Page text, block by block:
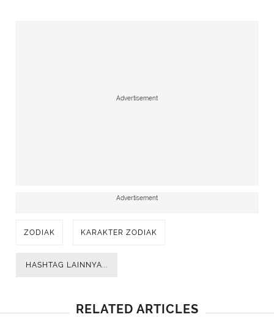
Advertisement
Advertisement
ZODIAK KARAKTER ZODIAK
HASHTAG LAINNYA...
RELATED ARTICLES